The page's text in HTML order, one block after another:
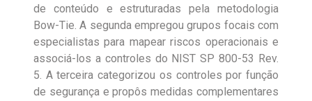
de conteúdo e estruturadas pela metodologia
Bow-Tie. A segunda empregou grupos focais com
especialistas para mapear riscos operacionais e
associá-los a controles do NIST SP 800-53 Rev.
5. A terceira categorizou os controles por função
de segurança e propôs medidas complementares